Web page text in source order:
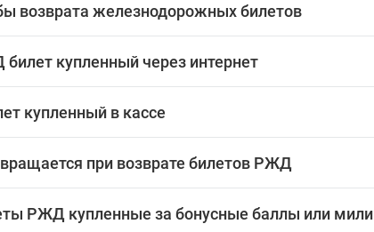
возврата железнодорожных билетов
купленный через интернет
купленный в кассе
при возврате билетов РЖД
РЖД купленные за бонусные баллы или мили